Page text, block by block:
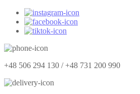
+48 506 294 130 / +48 731 200 990